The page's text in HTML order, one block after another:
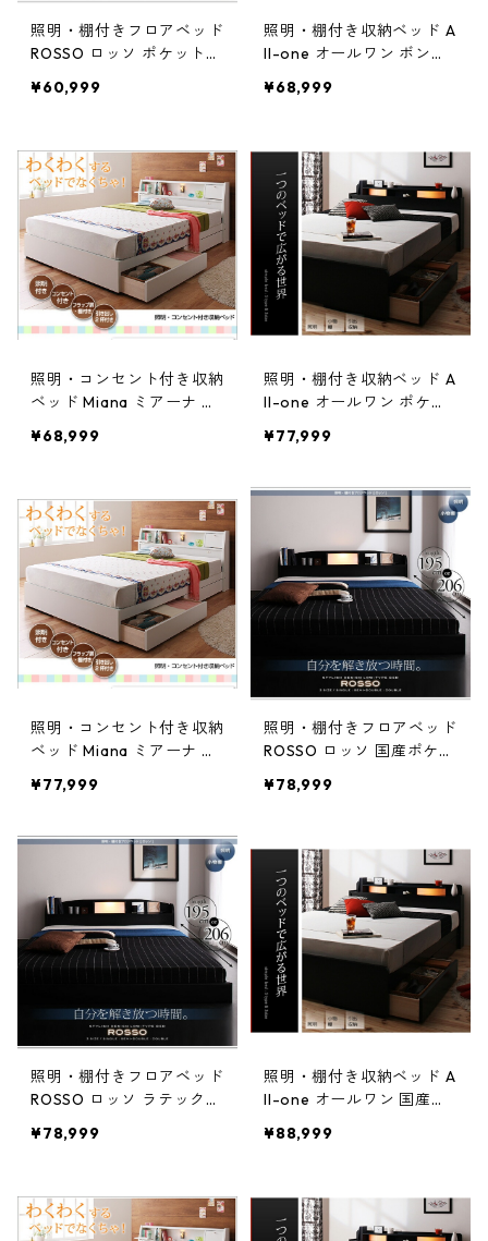
照明・棚付きフロアベッド
ROSSO ロッソ ポケットコ
ダブル レギュラー丈
¥60,999
照明・棚付き収納ベッド A
ll-one オールワン ボンネ
セミダブル
¥68,999
照明・コンセント付き収納
ベッド Miana ミアーナ ボ
き セミダブル
¥68,999
照明・棚付き収納ベッド A
ll-one オールワン ポケッ
セミダブル
¥77,999
照明・コンセント付き収納
ベッド Miana ミアーナ ポ
き セミダブル
¥77,999
照明・棚付きフロアベッド
ROSSO ロッソ 国産ポケッ
セミダブル レギュラー丈
¥78,999
照明・棚付きフロアベッド
ROSSO ロッソ ラテックス
ットレス付き セミダブル
¥78,999
照明・棚付き収納ベッド A
ll-one オールワン 国産ポ
き セミダブル
¥88,999